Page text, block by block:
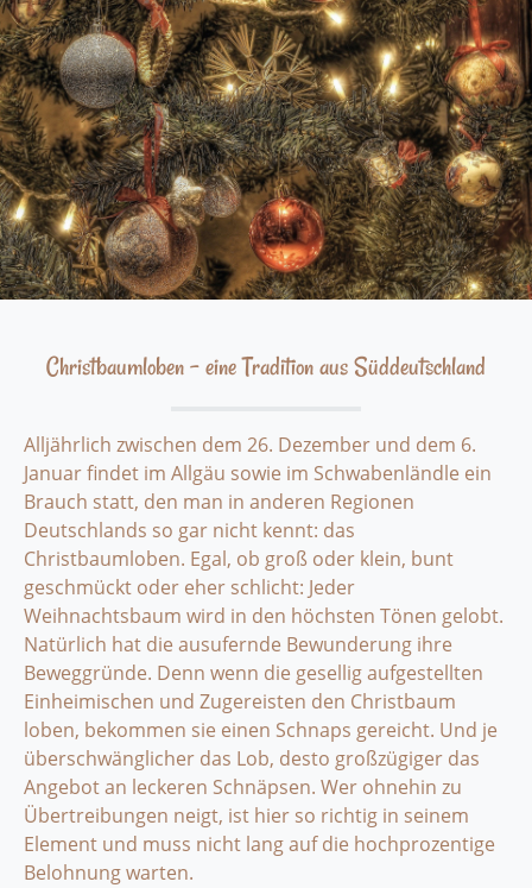
Christbaumloben - eine Tradition aus Süddeutschland
Alljährlich zwischen dem 26. Dezember und dem 6.
Januar findet im Allgäu sowie im Schwabenländle ein
Brauch statt, den man in anderen Regionen
Deutschlands so gar nicht kennt: das
Christbaumloben. Egal, ob groß oder klein, bunt
geschmückt oder eher schlicht: Jeder
Weihnachtsbaum wird in den höchsten Tönen gelobt.
Natürlich hat die ausufernde Bewunderung ihre
Beweggründe. Denn wenn die gesellig aufgestellten
Einheimischen und Zugereisten den Christbaum
loben, bekommen sie einen Schnaps gereicht. Und je
überschwänglicher das Lob, desto großzügiger das
Angebot an leckeren Schnäpsen. Wer ohnehin zu
Übertreibungen neigt, ist hier so richtig in seinem
Element und muss nicht lang auf die hochprozentige
Belohnung warten.